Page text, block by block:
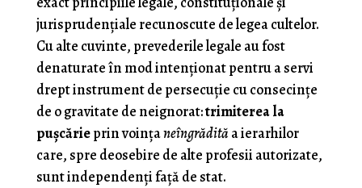
jurisprudenţiale recunoscute de legea cultelor.
Cu alte cuvinte, prevederile legale au fost
denaturate în mod intenţionat pentru a servi
drept instrument de persecuţie cu consecinţe
de o gravitate de neignorat:trimiterea la
puşcărieprin voinţaneîngrădită a ierarhilor
care, spre deosebire de alte profesii autorizate,
sunt independenţi faţă de stat.